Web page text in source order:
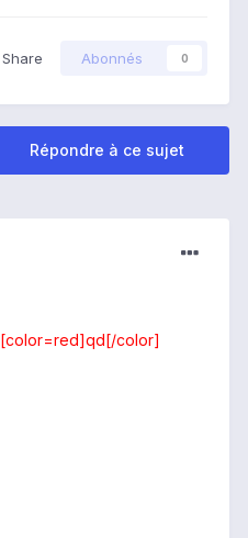
Share Abonnés 0
Répondre à ce sujet
[color=red]qd[/color]